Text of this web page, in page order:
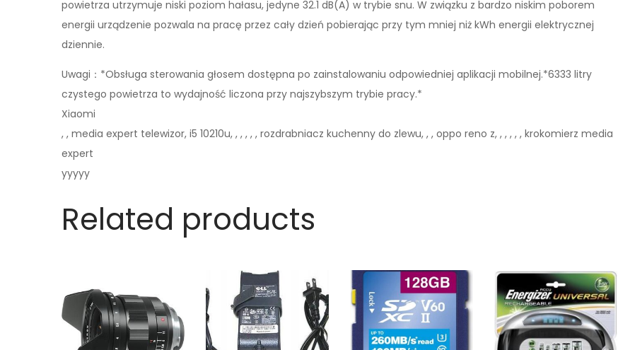
powietrza utrzymuje niski poziom hałasu, jedyne 32.1 dB(A) w trybie snu. W związku z bardzo niskim poborem
energii urządzenie pozwala na pracę przez cały dzień pobierając przy tym mniej niż kWh energii elektrycznej
dziennie.
Uwagi：*Obsługa sterowania głosem dostępna po zainstalowaniu odpowiedniej aplikacji mobilnej.*6333 litry
czystego powietrza to wydajność liczona przy najszybszym trybie pracy.*
Xiaomi
, , media expert telewizor, i5 10210u, , , , , , rozdrabniacz kuchenny do zlewu, , , oppo reno z, , , , , , krokomierz media
expert
yyyyy
Related products